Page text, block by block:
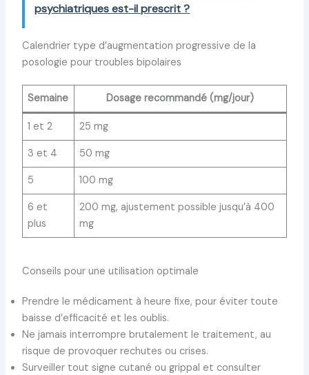
psychiatriques est-il prescrit ?
Calendrier type d’augmentation progressive de la
posologie pour troubles bipolaires
Semaine Dosage recommandé (mg/jour)
1 et 2 25 mg
3 et 4 50 mg
5 100 mg
6 et
plus
200 mg, ajustement possible jusqu’à 400
mg
Conseils pour une utilisation optimale
Prendre le médicament à heure fixe, pour éviter toute
baisse d’efficacité et les oublis.
Ne jamais interrompre brutalement le traitement, au
risque de provoquer rechutes ou crises.
Surveiller tout signe cutané ou grippal et consulter